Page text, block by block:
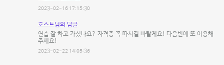
2023-02-16 17:15:30
호스트님의 답글
연습 잘 하고 가셨나요? 자격증 꼭 따시길 바랄게요! 다음번에 또 이용해
주세요!
2023-02-22 14:05:36